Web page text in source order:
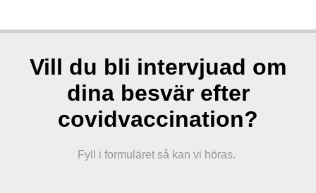
Vill du bli intervjuad om
dina besvär efter
covidvaccination?
Fyll i formuläret så kan vi höras.